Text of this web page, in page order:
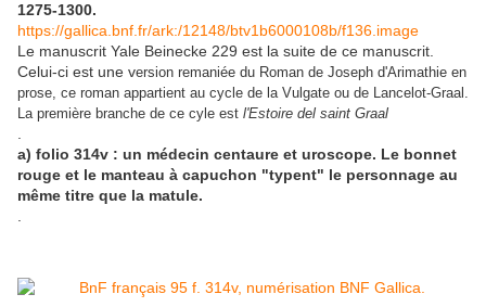
1275-1300.
https://gallica.bnf.fr/ark:/12148/btv1b6000108b/f136.image
Le manuscrit Yale Beinecke 229 est la suite de ce manuscrit.
Celui-ci est une version remaniée du Roman de Joseph d'Arimathie en
prose, ce roman appartient au cycle de la Vulgate ou de Lancelot-Graal.
La première branche de ce cyle est l'Estoire del saint Graal
a) folio 314v : un médecin centaure et uroscope. Le bonnet
rouge et le manteau à capuchon "typent" le personnage au
même titre que la matule.